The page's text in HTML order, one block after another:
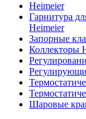
Heimeier
Гарнитура
Heimeier
Запорные
Коллекторы
Шаровые